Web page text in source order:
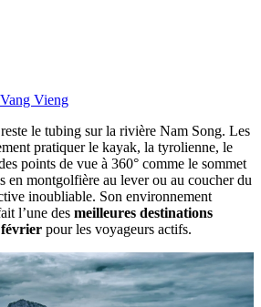
Vientiane,
spectaculaires et la rivière Nam Song qui
février, les panoramas deviennent